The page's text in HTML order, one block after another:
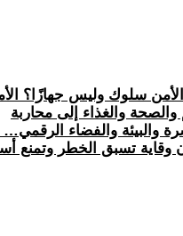
الأمن سلوك وليس جهازًا؟
والصحة والغذاء إلى محاربة
والبيئة والفضاء الرقمي…
تسبق الخطر وتمنع